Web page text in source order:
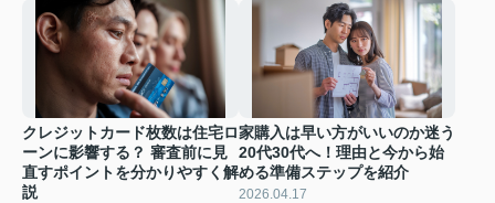
クレジットカード枚数は住宅ロ
ーンに影響する？ 審査前に見
直すポイントを分かりやすく解
説
家購入は早い方がいいのか迷う
20代30代へ！理由と今から始
める準備ステップを紹介
2026.04.17